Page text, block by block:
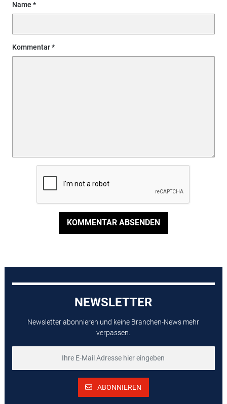
Name
Kommentar
KOMMENTAR ABSENDEN
NEWSLETTER
Newsletter abonnieren und keine Branchen-News mehr
verpassen.
ABONNIEREN